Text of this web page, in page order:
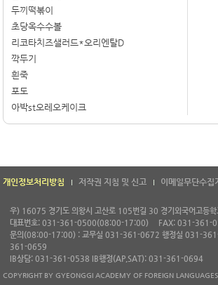
두끼떡볶이
초당옥수수볼
리코타치즈샐러드*오리엔탈D
깍두기
흰죽
포도
아박st오레오케이크
개인정보처리방침 저작권 지침 및 신고 이메일무단수집
우) 16075 경기도 의왕시 고산로 105번길 30 경기외국어고등학
대표번호: 031-361-0500(08:00-17:00)
FAX: 031-361-
문의(08:00-17:00) : 교무실 031-361-0672 행정실 031-
361-0659
IB상담: 031-361-0538 IB행정(AP,SAT): 031-361-0694
COPYRIGHT BY GYEONGGI ACADEMY OF FOREIGN LANGUAGES.